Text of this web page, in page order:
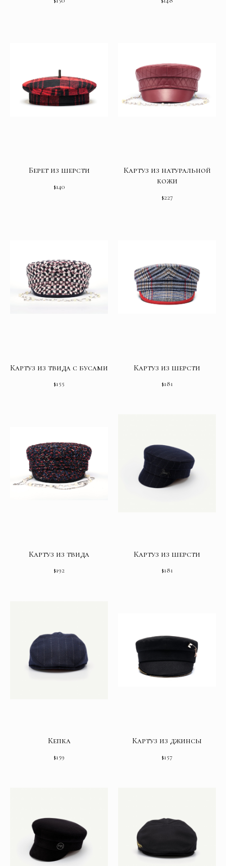
Берет из шерсти
$140
Картуз из натуральной
кожи
$227
Картуз из твида с бусами
$155
Картуз из шерсти
$181
Картуз из твида
$192
Картуз из шерсти
$181
Кепка
$159
Картуз из джинсы
$157